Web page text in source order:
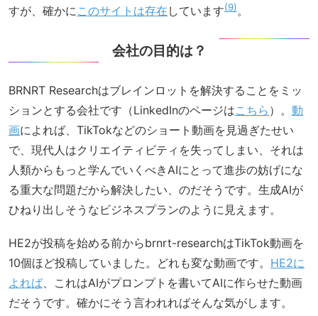
すが、確かに このサイトは存在 しています 9 。
会社の目的は？
BRNRT Researchはブレインロットを解決することをミッ
ションとする会社です（LinkedInのページはこちら ）。 動
画によれば、TikTokなどのショート動画を見過ぎたせい
で、現代人はクリエイティビティを失ってしまい、それは
人類からもっと学んでいくべきAIにとって進歩の妨げにな
る重大な問題だから解決したい、のだそうです。生成AIが
ひねり出しそうなビジネスプランのように見えます。
HE2が投稿を始める前からbrnrt-researchはTikTok動画を
10個ほど投稿していました。どれも変な動画です。 HE2に
よれば、これはAIがプロンプトを書いてAIに作らせた動画
だそうです。確かにそう言われればそんな気がします。